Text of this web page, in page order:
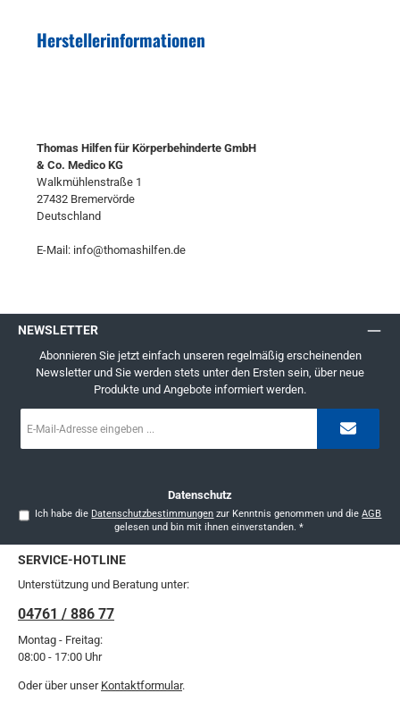
Herstellerinformationen
Thomas Hilfen für Körperbehinderte GmbH
& Co. Medico KG
Walkmühlenstraße 1
27432 Bremervörde
Deutschland
E-Mail: info@thomashilfen.de
NEWSLETTER
Abonnieren Sie jetzt einfach unseren regelmäßig erscheinenden
Newsletter und Sie werden stets unter den Ersten sein, über neue
Produkte und Angebote informiert werden.
Mail-
Datenschutz
Ich habe die Datenschutzbestimmungen zur Kenntnis genommen und dieAGB
gelesen und bin mit ihnen einverstanden. *
SERVICE-HOTLINE
Unterstützung und Beratung unter:
04761 / 886 77
Montag - Freitag:
08:00 - 17:00 Uhr
Oder über unser Kontaktformular.